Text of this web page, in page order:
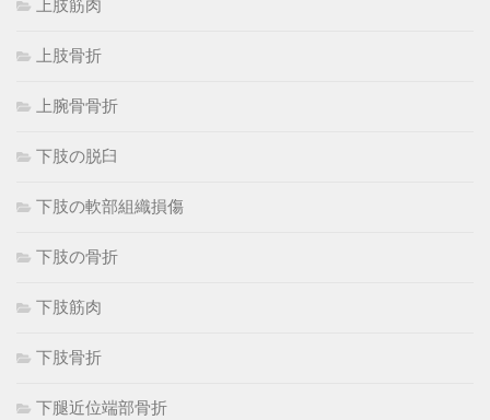
上肢筋肉
上肢骨折
上腕骨骨折
下肢の脱臼
下肢の軟部組織損傷
下肢の骨折
下肢筋肉
下肢骨折
下腿近位端部骨折